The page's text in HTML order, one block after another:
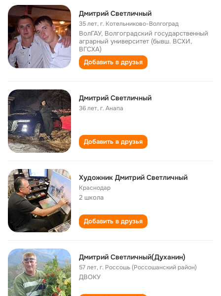
Дмитрий Светличный
35 лет,г. Котельниково-Волгоград
ВолГАУ, Волгоградский государственный
аграрный университет (бывш. ВСХИ,
ВГСХА)
Добавить в друзья
Дмитрий Светличный
36 лет,г. Анапа
Добавить в друзья
Художник Дмитрий Светличный
Краснодар
2 школа
Добавить в друзья
Дмитрий Светличный(Духанин)
57 лет,г. Россошь (Россошанский район)
ДВОКУ